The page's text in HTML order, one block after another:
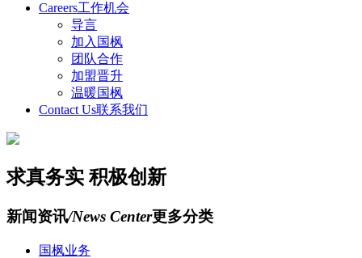
Careers工作机会
导言
加入国枫
团队合作
加盟晋升
温暖国枫
Contact Us联系我们
求真务实 积极创新
新闻资讯/News Center更多分类
国枫业务